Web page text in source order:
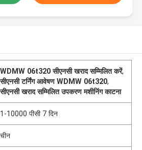
WDMW 06t320 सीएनसी खराद सम्मिलित करें,
सीएनसी टर्निंग आवेषण WDMW 06t320,
सीएनसी खराद सम्मिलित उपकरण मशीनिंग काटना
1-10000 पीसी 7 दिन
चीन